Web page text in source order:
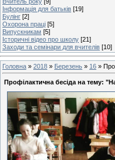
Інформація для батьків [19]
Булінг [2]
Охорона праці [5]
Випускникам [5]
Історичні відео про школу [21]
Заходи та семінари для вчителів [10]
Головна » 2018 » Березень » 16 »
Профiлактична бесiда на тему: